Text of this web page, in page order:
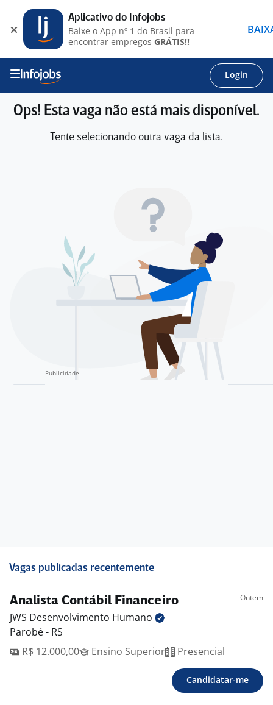
Login
Ops! Esta vaga não está mais disponível.
Tente selecionando outra vaga da lista.
Vagas publicadas recentemente
Analista Contábil Financeiro Ontem
JWS Desenvolvimento Humano
Parobé - RS
R$ 12.000,00
Ensino Superior Presencial
Candidatar-me
Aplicativo do Infojobs
Baixe o App nº 1 do Brasil para
encontrar empregos GRÁTIS!!